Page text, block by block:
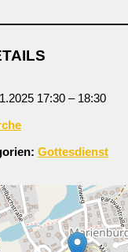
17:30 – 18:30
Gottesdienst